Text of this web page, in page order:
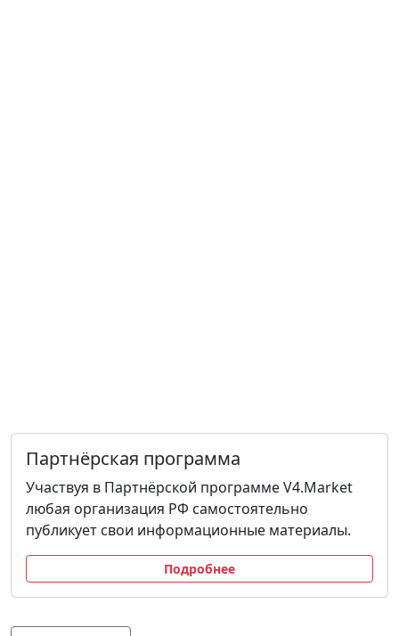
Партнёрская программа
Участвуя в Партнёрской программе V4.Market
любая организация РФ самостоятельно
публикует свои информационные материалы.
Подробнее